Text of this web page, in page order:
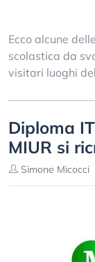
Ecco alcune
scolastica da
visitari luoghi
Diploma
MIUR si
Simone Micocci